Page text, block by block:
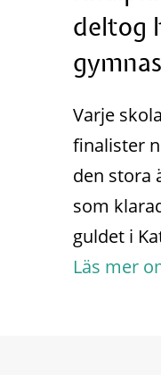
deltog
Varje
finalister
den stora
som
guldet i
Läs mer